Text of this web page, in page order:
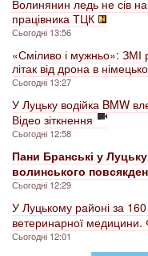
Волинянин ледь не сів
працівника ТЦК
Сьогодні 13:56
«Сміливо і мужньо»: ЗМІ
літак від дрона в
Сьогодні 13:27
У Луцьку водійка BMW
Відео зіткнення
Сьогодні 12:58
Пани Бранські у
волинського
Сьогодні 12:29
У Луцькому районі за
ветеринарної медицини.
Сьогодні 12:01